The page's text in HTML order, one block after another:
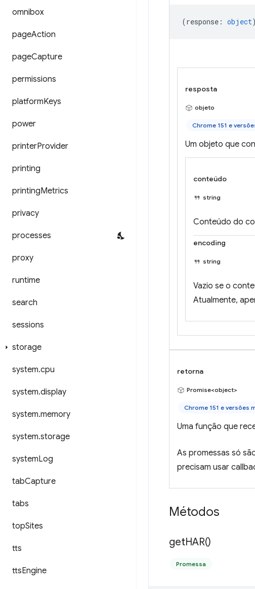
omnibox
pageAction
pageCapture
permissions
platformKeys
power
printerProvider
printing
printingMetrics
privacy
processes
proxy
runtime
search
sessions
storage
system.cpu
system.display
system.memory
system.storage
systemLog
tabCapture
tabs
topSites
tts
ttsEngine
(response : object
resposta
objeto
Chrome 151 e
Um objeto que
conteúdo
string
Conteúdo do
encoding
string
Vazio se o
Atualmente,
retorna
Promise<object>
Chrome 151 e versões
Uma função que
As promessas só
precisam usar
Métodos
getHAR()
Promessa